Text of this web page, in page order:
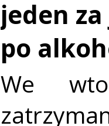
jeden
po
We